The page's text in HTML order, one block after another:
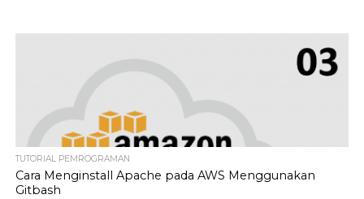
TUTORIAL PEMROGRAMAN
Cara Menginstall Apache pada AWS Menggunakan
Gitbash